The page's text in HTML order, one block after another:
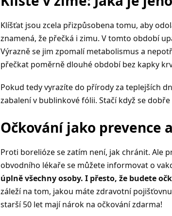
Klíšťat jsou zcela přizpůsobena tomu, aby
znamená, že přečká i zimu. V tomto období
Výrazně se jim zpomalí metabolismus a
přečkat poměrně dlouhé období bez kapky
Pokud tedy vyrazíte do přírody za teplejších
zabalení v bublinkové fólii. Stačí když se
Očkování jako prevence
Proti borelióze se zatím není, jak chránit. Ale
obvodního lékaře se můžete informovat o
úplně všechny osoby. I přesto, že budete
záleží na tom, jakou máte zdravotní
starší 50 let mají nárok na očkování zdarma!